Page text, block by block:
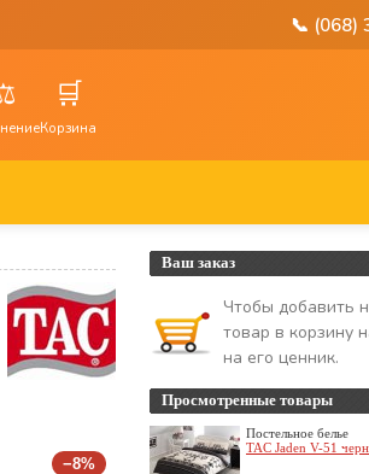
📞 (068)
🛒
Корзина
−8%
Ваш заказ
Чтобы добавить
товар в корзину
на его ценник.
Просмотренные товары
Постельное белье
TAC Jaden V-51